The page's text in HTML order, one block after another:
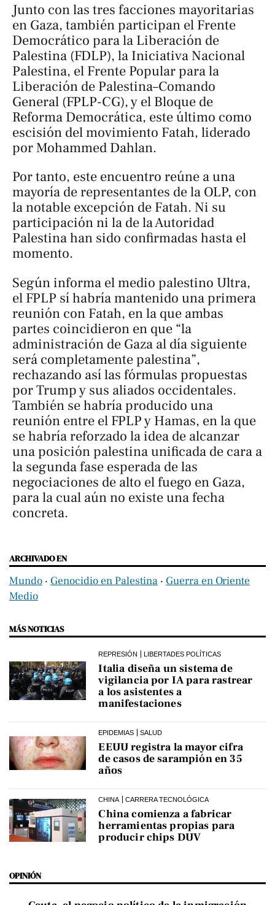
Junto con las tres facciones mayoritarias
en Gaza, también participan el Frente
Democrático para la Liberación de
Palestina (FDLP), la Iniciativa Nacional
Palestina, el Frente Popular para la
Liberación de Palestina–Comando
General (FPLP-CG), y el Bloque de
Reforma Democrática, este último como
escisión del movimiento Fatah, liderado
por Mohammed Dahlan.
Por tanto, este encuentro reúne a una
mayoría de representantes de la OLP, con
la notable excepción de Fatah. Ni su
participación ni la de la Autoridad
Palestina han sido confirmadas hasta el
momento.
Según informa el medio palestino Ultra,
el FPLP sí habría mantenido una primera
reunión con Fatah, en la que ambas
partes coincidieron en que “la
administración de Gaza al día siguiente
será completamente palestina”,
rechazando así las fórmulas propuestas
por Trump y sus aliados occidentales.
También se habría producido una
reunión entre el FPLP y Hamas, en la que
se habría reforzado la idea de alcanzar
una posición palestina unificada de cara a
la segunda fase esperada de las
negociaciones de alto el fuego en Gaza,
para la cual aún no existe una fecha
concreta.
ARCHIVADO EN
Mundo ‧ Genocidio en Palestina ‧ Guerra en Oriente
Medio
MÁS NOTICIAS
REPRESIÓN LIBERTADES POLÍTICAS
Italia diseña un sistema de
vigilancia por IA para rastrear
a los asistentes a
manifestaciones
EPIDEMIAS SALUD
EEUU registra la mayor cifra
de casos de sarampión en 35
años
CHINA CARRERA TECNOLÓGICA
China comienza a fabricar
herramientas propias para
producir chips DUV
OPINIÓN